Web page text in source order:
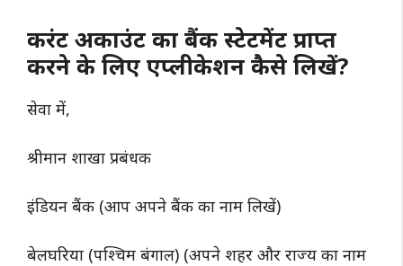
करंट अकाउंट का बैंक स्टेटमेंट प्राप्त
करने के लिए एप्लीकेशन कैसे लिखें?
सेवा में,
श्रीमान शाखा प्रबंधक
इंडियन बैंक (आप अपने बैंक का नाम लिखें)
बेलघरिया (पश्चिम बंगाल) (अपने शहर और राज्य का नाम